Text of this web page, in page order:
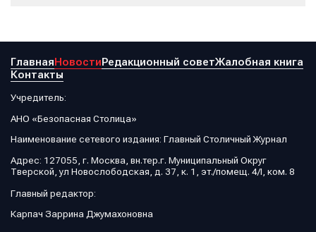
ГлавнаяНовостиРедакционный советЖалобная книга
Контакты
Учредитель:
АНО «Безопасная Столица»
Наименование сетевого издания: Главный Столичный Журнал
Адрес: 127055, г. Москва, вн.тер.г. Муниципальный Округ
Тверской, ул Новослободская, д. 37, к. 1, эт./помещ. 4/I, ком. 8
Главный редактор:
Карпач Заррина Джумахоновна